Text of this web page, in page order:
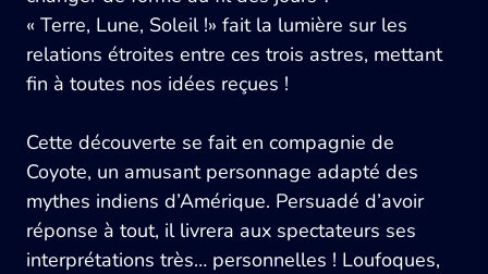
« Terre, Lune, Soleil !» fait la lumière sur les
relations étroites entre ces trois astres, mettant
fin à toutes nos idées reçues !
Cette découverte se fait en compagnie de
Coyote, un amusant personnage adapté des
mythes indiens d’Amérique. Persuadé d’avoir
réponse à tout, il livrera aux spectateurs ses
interprétations très… personnelles ! Loufoques,